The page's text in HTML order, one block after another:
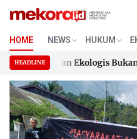
Skip
content
HOME NEWS HUKUM
HEADLINE Ekologis Bukan
Ekologis Bukan